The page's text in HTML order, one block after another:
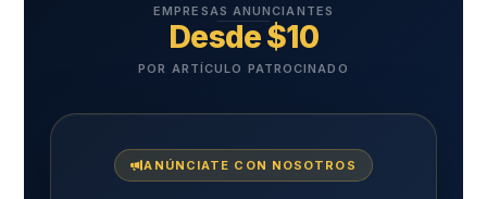
EMPRESAS ANUNCIANTES
Desde $10
POR ARTÍCULO PATROCINADO
ANÚNCIATE CON NOSOTROS